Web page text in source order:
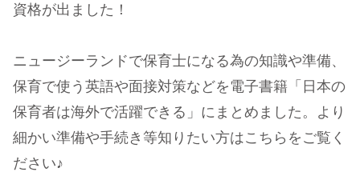
資格が出ました！
ニュージーランドで保育士になる為の知識や準備、
保育で使う英語や面接対策などを電子書籍「日本の
保育者は海外で活躍できる」にまとめました。より
細かい準備や手続き等知りたい方はこちらをご覧く
ださい♪